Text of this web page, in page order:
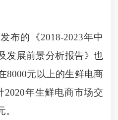
布的《2018-2023年中
发展前景分析报告》也
8000元以上的生鲜电商
2020年生鲜电商市场交